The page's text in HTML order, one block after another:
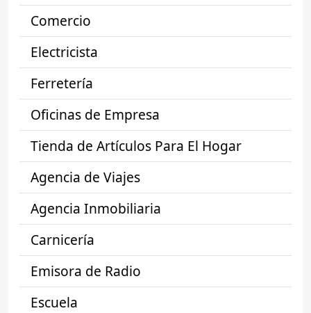
Comercio
Electricista
Ferretería
Oficinas de Empresa
Tienda de Artículos Para El Hogar
Agencia de Viajes
Agencia Inmobiliaria
Carnicería
Emisora de Radio
Escuela